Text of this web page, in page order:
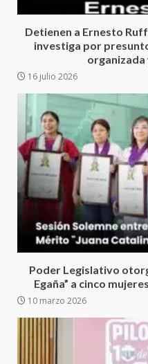
Detienen a Ernesto
investiga por
16 julio 2026
Poder Legislativo
Egaña” a cinco
10 marzo 2026
3
4
Cruz
de
30 julio
5 20 julio
6
de
animal